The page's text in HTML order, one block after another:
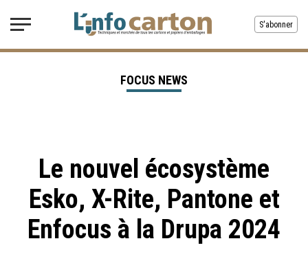
S'abonner
Le nouvel écosystème
Esko, X-Rite, Pantone et
Enfocus à la Drupa 2024
FOCUS NEWS